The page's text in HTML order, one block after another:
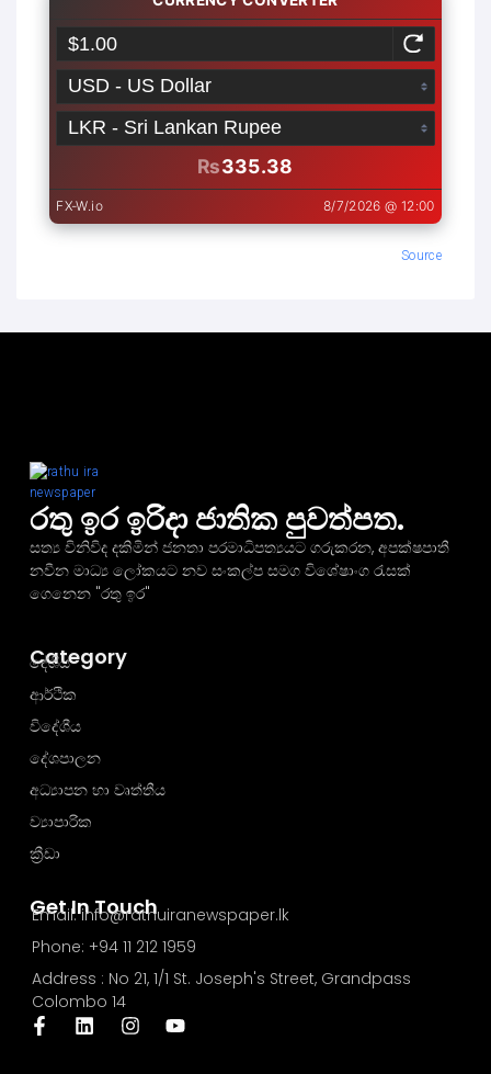
Source
රතු ඉර ඉරිදා ජාතික පුවත්පත.
සත්‍ය විනිවිද දකිමින් ජනතා පරමාධිපත්‍යයට ගරුකරන, අපක්ෂපාතී
නවීන මාධ්‍ය ලෝකයට නව සංකල්ප සමග විශේෂාංග රැසක්
ගෙනෙන "රතු ඉර"
Get In Touch
Email: info@rathuiranewspaper.lk
Phone: +94 11 212 1959
Address : No 21, 1/1 St. Joseph's Street, Grandpass
Colombo 14
Category
දේශීය
ආර්ථික
විදේශීය
දේශපාලන
අධ්‍යාපන හා වෘත්තීය
ව්‍යාපාරික
ක්‍රීඩා